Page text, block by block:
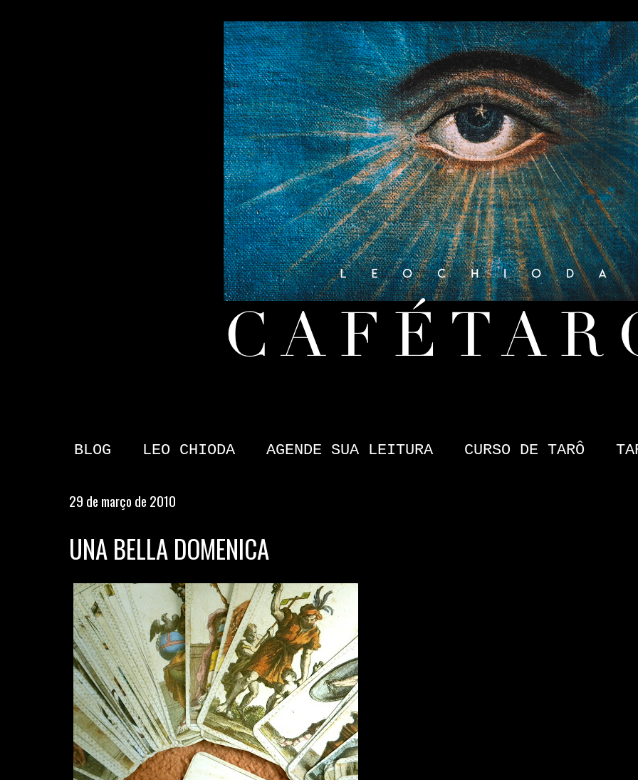
BLOG LEO CHIODA AGENDE SUA LEITURA CURSO DE TARÔ
29 de março de 2010
UNA BELLA DOMENICA